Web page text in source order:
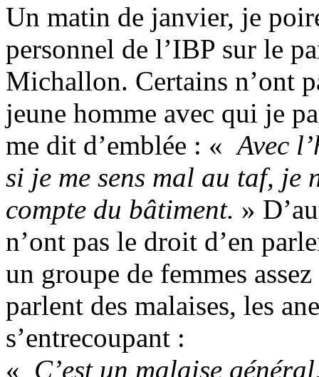
Un matin de janvier, je
personnel de l’IBP sur le
Michallon. Certains n’ont
jeune homme avec qui je
me dit d’emblée : « Avec
si je me sens mal au taf, je
compte du bâtiment. »
n’ont pas le droit d’en
un groupe de femmes
parlent des malaises, les
s’entrecoupant :
« C’est un malaise